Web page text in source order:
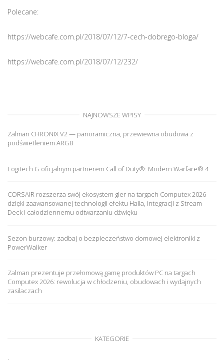
Polecane:
https://webcafe.com.pl/2018/07/12/7-cech-dobrego-bloga/
https://webcafe.com.pl/2018/07/12/232/
NAJNOWSZE WPISY
Zalman CHRONIX V2 — panoramiczna, przewiewna obudowa z
podświetleniem ARGB
Logitech G oficjalnym partnerem Call of Duty®: Modern Warfare® 4
CORSAIR rozszerza swój ekosystem gier na targach Computex 2026
dzięki zaawansowanej technologii efektu Halla, integracji z Stream
Deck i całodziennemu odtwarzaniu dźwięku
Sezon burzowy: zadbaj o bezpieczeństwo domowej elektroniki z
PowerWalker
Zalman prezentuje przełomową gamę produktów PC na targach
Computex 2026: rewolucja w chłodzeniu, obudowach i wydajnych
zasilaczach
KATEGORIE
.